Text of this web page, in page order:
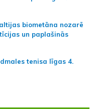
biometāna nozarē
un paplašinās
tenisa līgas 4.